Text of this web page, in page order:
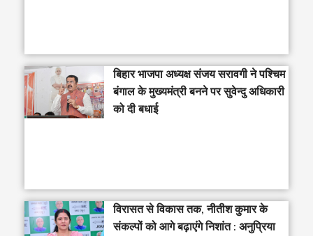
‎बिहार भाजपा अध्यक्ष संजय सरावगी ने पश्चिम
बंगाल के मुख्यमंत्री बनने पर सुवेन्दु अधिकारी
को दी बधाई
विरासत से विकास तक, नीतीश कुमार के
संकल्पों को आगे बढ़ाएंगे निशांत : अनुप्रिया